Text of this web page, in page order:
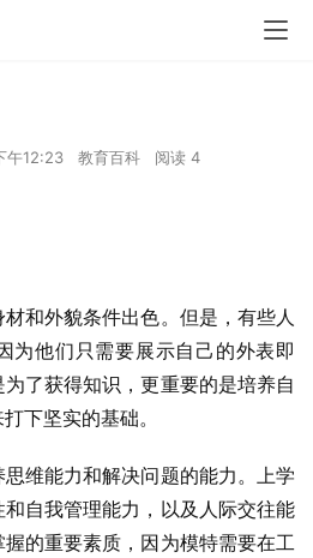
午12:23 教育百科 阅读 4
和外貌条件出色。但是，有些人
为他们只需要展示自己的外表即
了获得知识，更重要的是培养自
下坚实的基础。
维能力和解决问题的能力。上学
自我管理能力，以及人际交往能
的重要素质，因为模特需要在工